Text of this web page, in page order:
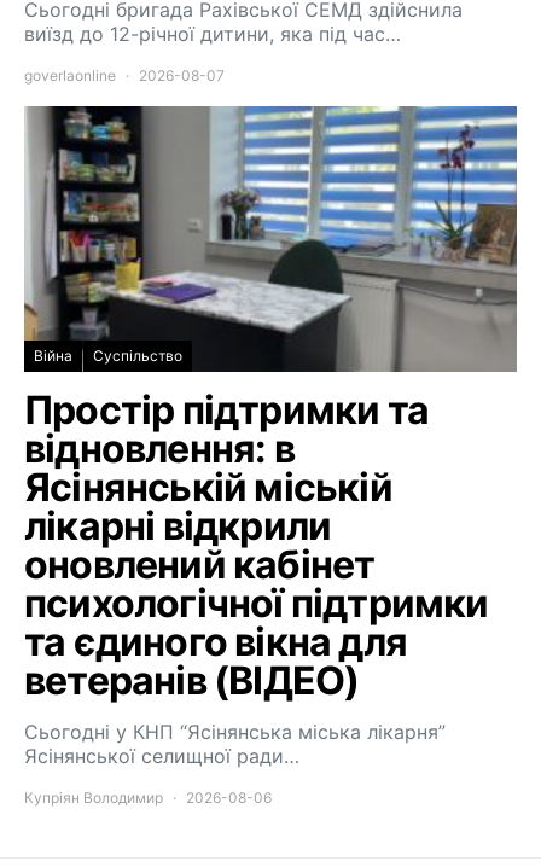
Сьогодні бригада Рахівської СЕМД здійснила
виїзд до 12-річної дитини, яка під час…
goverlaonline 2026-08-07
Війна Суспільство
Простір підтримки та
відновлення: в
Ясінянській міській
лікарні відкрили
оновлений кабінет
психологічної підтримки
та єдиного вікна для
ветеранів (ВІДЕО)
Сьогодні у КНП “Ясінянська міська лікарня”
Ясінянської селищної ради…
Купріян Володимир 2026-08-06